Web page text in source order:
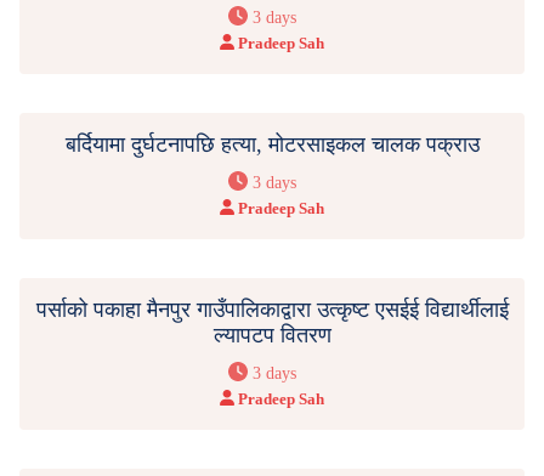
3 days
Pradeep Sah
बर्दियामा दुर्घटनापछि हत्या, मोटरसाइकल चालक पक्राउ
3 days
Pradeep Sah
पर्साको पकाहा मैनपुर गाउँपालिकाद्वारा उत्कृष्ट एसईई विद्यार्थीलाई
ल्यापटप वितरण
3 days
Pradeep Sah